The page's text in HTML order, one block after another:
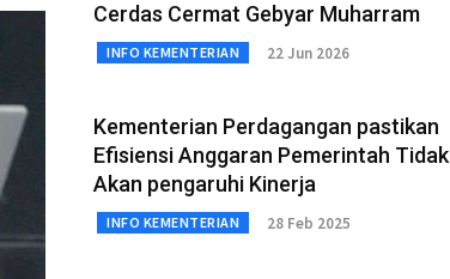
Cerdas Cermat Gebyar Muharram
INFO KEMENTERIAN 22 Jun 2026
Kementerian Perdagangan pastikan
Efisiensi Anggaran Pemerintah Tidak
Akan pengaruhi Kinerja
INFO KEMENTERIAN 28 Feb 2025